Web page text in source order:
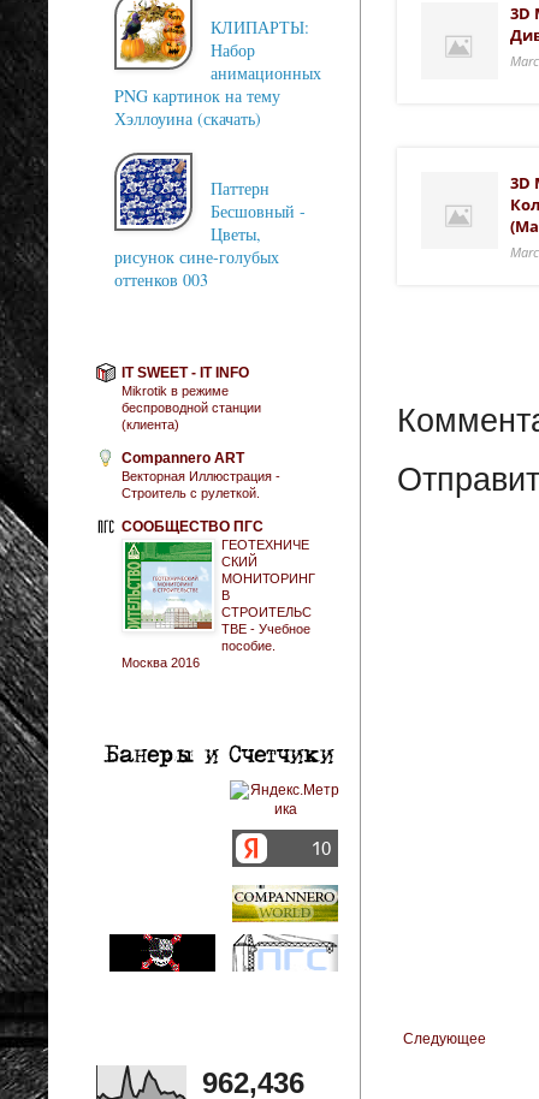
3D
3D
Следующее
КЛИПАРТЫ:
Набор
анимационных
PNG картинок на тему
Хэллоуина (скачать)
Паттерн
Бесшовный -
Цветы,
рисунок сине-голубых
оттенков 003
IT SWEET - IT INFO
Mikrotik в режиме
беспроводной станции
(клиента)
Compannero ART
Векторная Иллюстрация -
Строитель с рулеткой.
СООБЩЕСТВО ПГС
ГЕОТЕХНИЧЕ
СКИЙ
МОНИТОРИНГ
В
СТРОИТЕЛЬС
ТВЕ - Учебное
пособие.
Москва 2016
962,436